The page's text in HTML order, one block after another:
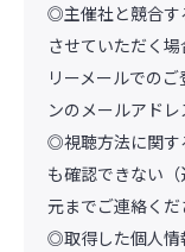
◎主催社と競合す
させていただく
リーメールでの
ンのメールアドレ
◎視聴方法に関す
も確認できない
元までご連絡くだ
◎取得した個人情